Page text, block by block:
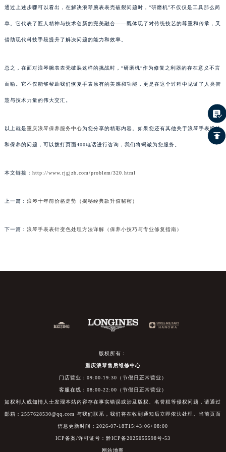
通过上述步骤可以看出，在解决浪琴腕表表壳破裂问题时，“研磨机”不仅仅是工具那么简
单。它代表了匠人精神与技术创新的完美融合——既体现了对传统技艺的尊重和传承，又
借助现代科技手段提升了解决问题的能力和效率。
总之，在面对浪琴腕表表壳破裂这样的挑战时，“研磨机”作为修复之利器的存在意义不言
而喻。它不仅能够帮助我们恢复手表原有的美感和功能，更是在这个过程中见证了人类智
慧与技术力量的伟大交汇。
以上就是重庆浪琴保养服务中心为您分享的精彩内容。如果您还有其他关于浪琴手表维护
和保养的问题，可以拨打页面400电话进行咨询，我们将竭诚为您服务。
本文链接： http://www.rjgjzb.com/problem/320.html
上一篇： 浪琴十年前价格走势（揭秘经典款升值秘密）
下一篇： 浪琴手表表针变色处理方法详解（保养小技巧与专业修复指南）
版权所有：
重庆浪琴售后维修中心
门店营业：09:00-19:30（节假日正常营业）
客服在线：08:00-22:00（节假日正常营业）
如权利人或知情人士发现本站内容存在事实错误或涉及版权、名誉权等侵权问题，请通过
邮箱：2557628530@qq.com 与我们联系，我们将在收到通知后立即依法处理。当前页面
信息更新时间：2026-07-18T15:43:06+08:00
ICP备案/许可证号：黔ICP备2025055598号-53
网站地图